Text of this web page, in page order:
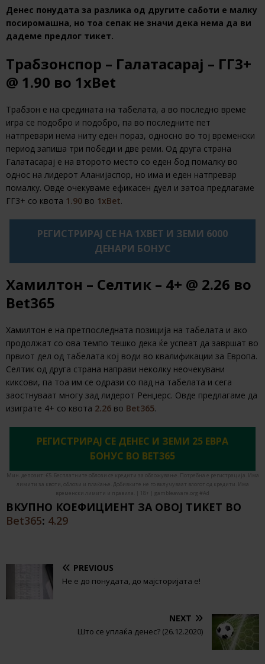
Денес понудата за разлика од другите саботи е малку
посиромашна, но тоа сепак не значи дека нема да ви
дадеме предлог тикет.
Трабзонспор – Галатасарај – ГГ3+
@ 1.90 во 1xBet
Трабзон е на средината на табелата, а во последно време
игра се подобро и подобро, па во последните пет
натпревари нема ниту еден пораз, односно во тој временски
период запиша три победи и две реми. Од друга страна
Галатасарај е на второто место со еден бод помалку во
однос на лидерот Аланијаспор, но има и еден натпревар
помалку. Овде очекуваме ефикасен дуел и затоа предлагаме
ГГ3+ со квота 1.90 во 1xBet.
РЕГИСТРИРАЈ СЕ НА 1XBET И ЗЕМИ 6000
ДЕНАРИ БОНУС
Хамилтон – Селтик – 4+ @ 2.26 во
Bet365
Хамилтон е на претпоследната позиција на табелата и ако
продолжат со ова темпо тешко дека ќе успеат да завршат во
првиот дел од табелата кој води во квалификации за Европа.
Селтик од друга страна направи неколку неочекувани
киксови, па тоа им се одрази со пад на табелата и сега
заостнуваат многу зад лидерот Ренџерс. Овде предлагаме да
изиграте 4+ со квота 2.26 во Bet365.
РЕГИСТРИРАЈ СЕ ДЕНЕС И ЗЕМИ 25 ЕВРА
БОНУС ВО BET365
Мин. депозит: €5. Бесплатните облози се кредити за обложување. Потребна е регистрација. Има
лимити за квоти, облози и плаќање. Добивките не го вклучуваат влогот од кредити. Има
временски лимити и правила. | 18+ | gambleaware.org #Ad
ВКУПНО КОЕФИЦИЕНТ ЗА ОВОЈ ТИКЕТ ВО
Bet365: 4.29
PREVIOUS
Не е до понудата, до мајсторијата е!
NEXT
Што се уплаќа денес? (26.12.2020)